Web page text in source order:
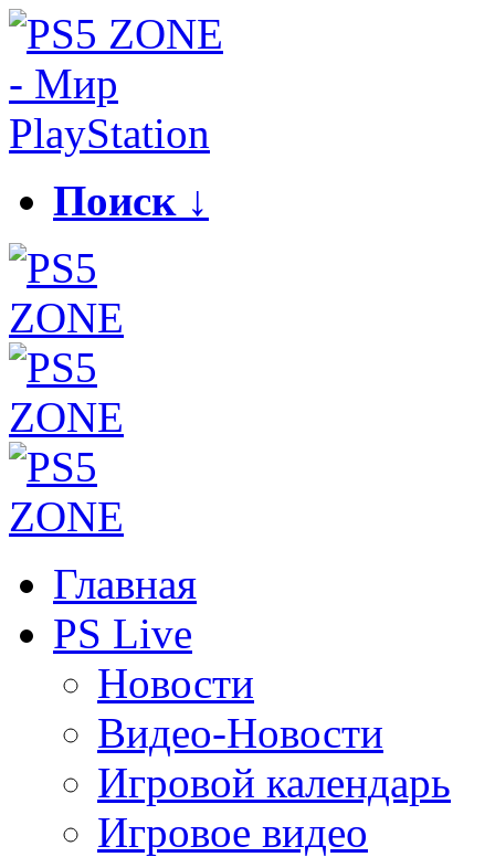
Поиск ↓
Главная
PS Live
Новости
Видео-Новости
Игровой календарь
Игровое видео